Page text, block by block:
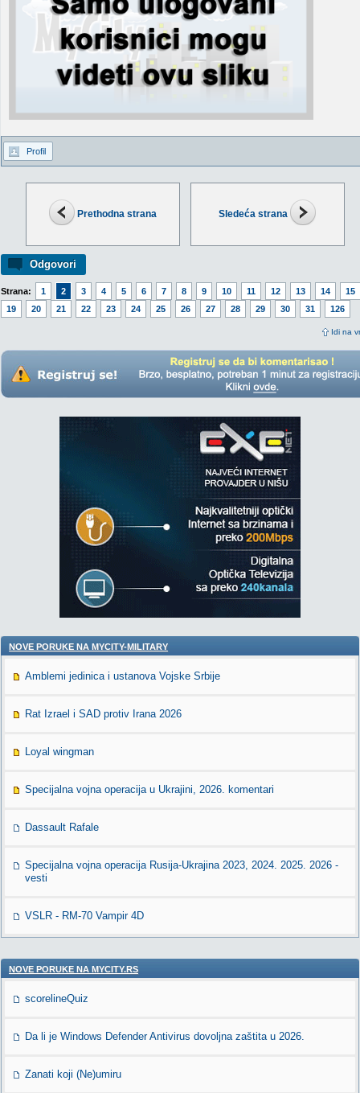
Prethodna strana Sledeća strana
Odgovori
Strana: 1 2 3 4 5 6 7 8 9 10 11 12 13 14
15
19
20 21 22 23 24 25 26 27 28 29 30 31 126
Idi na
Profil
NOVE PORUKE NA MYCITY-MILITARY
Amblemi jedinica i ustanova Vojske Srbije
Rat Izrael i SAD protiv Irana 2026
Loyal wingman
Specijalna vojna operacija u Ukrajini, 2026. komentari
Dassault Rafale
Specijalna vojna operacija Rusija-Ukrajina 2023, 2024. 2025. 2026 -
vesti
VSLR - RM-70 Vampir 4D
NOVE PORUKE NA MYCITY.RS
scorelineQuiz
Da li je Windows Defender Antivirus dovoljna zaštita u 2026.
Zanati koji (Ne)umiru